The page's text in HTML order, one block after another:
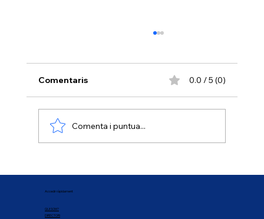
Comentaris 0.0 / 5 (0)
Comenta i puntua...
Accedir ràpidament
QUI SOM?
DIRECTORI